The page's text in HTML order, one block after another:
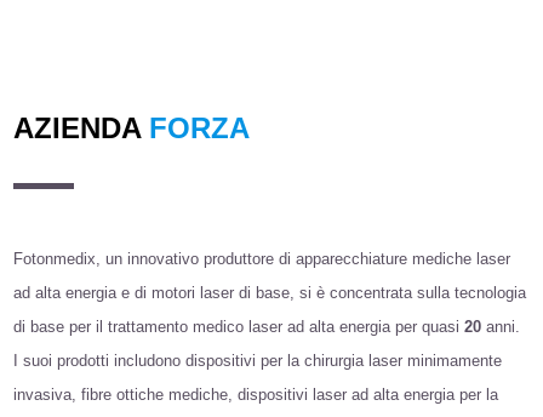
AZIENDA FORZA
Fotonmedix, un innovativo produttore di apparecchiature mediche laser
ad alta energia e di motori laser di base, si è concentrata sulla tecnologia
di base per il trattamento medico laser ad alta energia per quasi20anni.
I suoi prodotti includono dispositivi per la chirurgia laser minimamente
invasiva, fibre ottiche mediche, dispositivi laser ad alta energia per la